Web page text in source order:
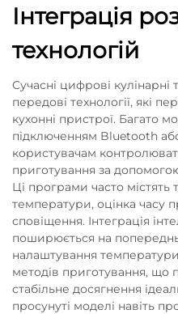
Інтеграція
технологій
Сучасні цифрові
передові технології, які
кухонні пристрої. Багато
підключенням Bluetooth
користувачам
приготування за
Ці програми часто містять
температури, оцінка часу
сповіщення. Інтеграція
поширюється на
налаштування температури
методів приготування, що
стабільне досягнення
просунуті моделі навіть